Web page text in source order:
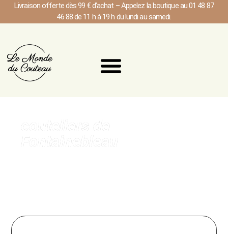
Livraison offerte dès 99 € d’achat – Appelez la boutique au 01 48 87
46 88 de 11 h à 19 h du lundi au samedi.